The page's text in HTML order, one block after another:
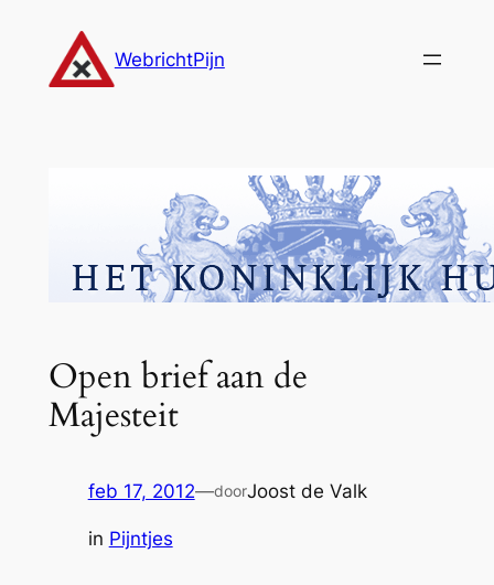
WebrichtPijn
Open brief aan de
Majesteit
feb 17, 2012—doorJoost de Valk
in Pijntjes